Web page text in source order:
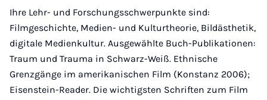
Ihre Lehr- und Forschungsschwerpunkte sind:
Filmgeschichte, Medien- und Kulturtheorie, Bildästhetik,
digitale Medienkultur. Ausgewählte Buch-Publikationen:
Traum und Trauma in Schwarz-Weiß. Ethnische
Grenzgänge im amerikanischen Film (Konstanz 2006);
Eisenstein-Reader. Die wichtigsten Schriften zum Film